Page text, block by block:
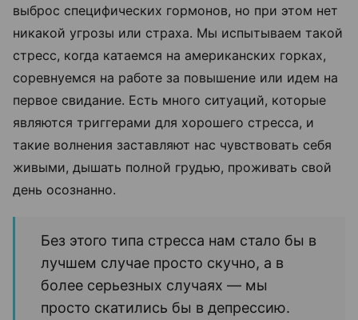
выброс специфических гормонов, но при этом нет
никакой угрозы или страха. Мы испытываем такой
стресс, когда катаемся на американских горках,
соревнуемся на работе за повышение или идем на
первое свидание. Есть много ситуаций, которые
являются триггерами для хорошего стресса, и
такие волнения заставляют нас чувствовать себя
живыми, дышать полной грудью, проживать свой
день осознанно.
Без этого типа стресса нам стало бы в
лучшем случае просто скучно, а в
более серьезных случаях — мы
просто скатились бы в депрессию.